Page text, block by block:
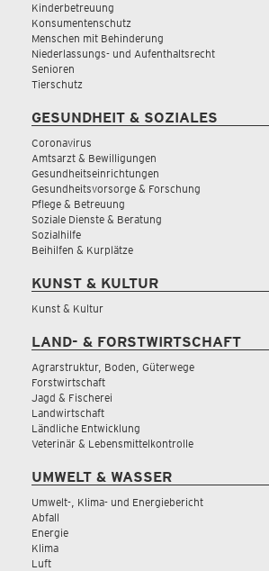
Kinderbetreuung
Konsumentenschutz
Menschen mit Behinderung
Niederlassungs- und Aufenthaltsrecht
Senioren
Tierschutz
GESUNDHEIT & SOZIALES
Coronavirus
Amtsarzt & Bewilligungen
Gesundheitseinrichtungen
Gesundheitsvorsorge & Forschung
Pflege & Betreuung
Soziale Dienste & Beratung
Sozialhilfe
Beihilfen & Kurplätze
KUNST & KULTUR
Kunst & Kultur
LAND- & FORSTWIRTSCHAFT
Agrarstruktur, Boden, Güterwege
Forstwirtschaft
Jagd & Fischerei
Landwirtschaft
Ländliche Entwicklung
Veterinär & Lebensmittelkontrolle
UMWELT & WASSER
Umwelt-, Klima- und Energiebericht
Abfall
Energie
Klima
Luft